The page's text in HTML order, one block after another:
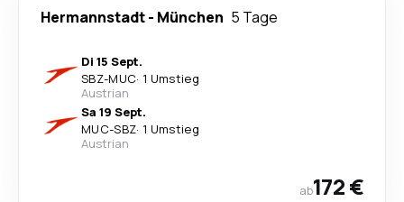
Hermannstadt- München 5 Tage
Di 15 Sept.
SBZ-MUC· 1 Umstieg
Austrian
Sa 19 Sept.
MUC-SBZ· 1 Umstieg
Austrian
ab172 €